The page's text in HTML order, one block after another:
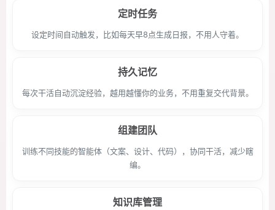
定时任务
设定时间自动触发，比如每天早8点生成日报，不用人守着。
持久记忆
每次干活自动沉淀经验，越用越懂你的业务，不用重复交代背景。
组建团队
训练不同技能的智能体（文案、设计、代码），协同干活，减少瞎
编。
知识库管理